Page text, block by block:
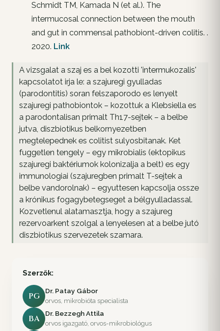
Schmidt TM, Kamada N (et al.). The
intermucosal connection between the mouth
and gut in commensal pathobiont-driven colitis. .
2020. Link
A vizsgalat a szaj es a bel kozotti 'intermukozalis'
kapcsolatot irja le: a szajuregi gyulladas
(parodontitis) soran felszaporodo es lenyelt
szajuregi pathobiontok – kozottuk a Klebsiella es
a parodontalisan primalt Th17-sejtek – a belbe
jutva, diszbiotikus belkornyezetben
megtelepednek es colitist sulyosbitanak. Ket
fuggetlen tengely – egy mikrobialis (ektopikus
szajuregi baktériumok kolonizalja a belt) es egy
immunologiai (szajuregben primalt T-sejtek a
belbe vandorolnak) – egyuttesen kapcsolja ossze
a krónikus fogagybetegseget a bélgyulladassal.
Kozvetlenul alatamasztja, hogy a szajureg
rezervoarkent szolgal a lenyelesen at a belbe jutó
diszbiotikus szervezetek szamara.
Szerzők:
PG
Dr. Patay Gábor
orvos, mikrobióta specialista
BA
Dr. Bezzegh Attila
orvos igazgató, orvos-mikrobiológus